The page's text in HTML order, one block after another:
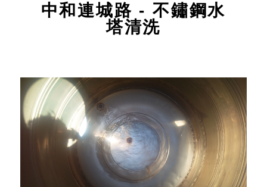
中和連城路 - 不鏽鋼水
塔清洗